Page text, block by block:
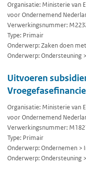
Organisatie: Ministerie van
voor Ondernemend
Verwerkingsnummer:
Type: Primair
Onderwerp: Zaken doen
Onderwerp: Ondersteuning
Uitvoeren
Organisatie: Ministerie van
voor Ondernemend
Verwerkingsnummer:
Type: Primair
Onderwerp: Ondernemen >
Onderwerp: Ondersteuning